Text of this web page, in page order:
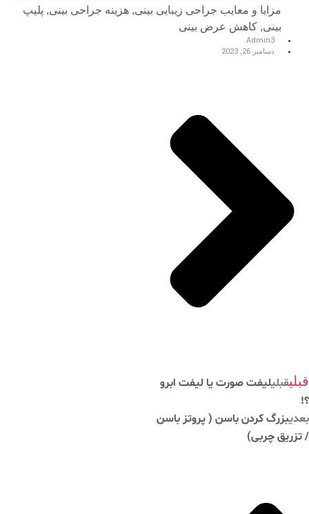
مزایا و معایب جراحی زیبایی بینی,هزینه جراحی بینی,پلیپ
بینی,کاهش عرض بینی
Admin3
دسامبر 26, 2023
قبلیلیفت صورت یا لیفت ابرو
بزرگ کردن باسن ( پروتز باسن
چربی)